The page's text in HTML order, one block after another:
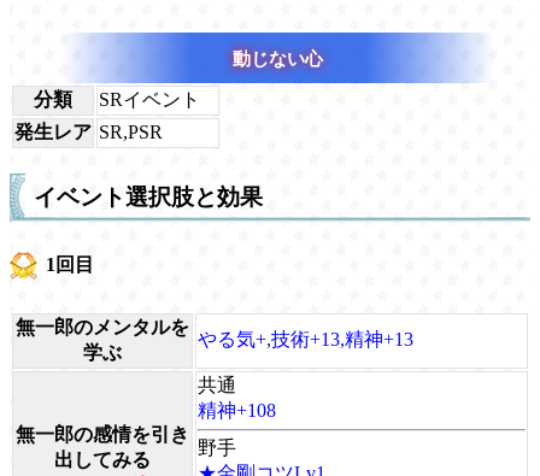
動じない心
分類
SRイベント
発生レア SR,PSR
イベント選択肢と効果
1回目
無一郎のメンタルを
学ぶ
やる気+,技術+13,精神+13
無一郎の感情を引き
出してみる
共通
精神+108
野手